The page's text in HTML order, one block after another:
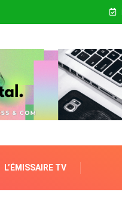
L’ÉMISSAIRE TV